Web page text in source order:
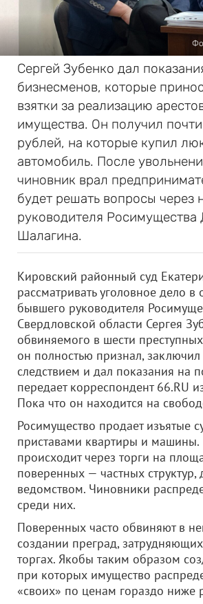
Сергей Зубенко дал
бизнесменов, которые
взятки за реализацию
имущества. Он получил
рублей, на которые купил
автомобиль. После
чиновник врал
будет решать вопросы через
руководителя Росимущества
Шалагина.
Кировский районный суд
рассматривать уголовное дело
бывшего руководителя
Свердловской области Сергея
обвиняемого в шести
он полностью признал, заключил
следствием и дал показания на
передает корреспондент 66.RU
Пока что он находится на
Росимущество продает изъятые
приставами квартиры и
происходит через торги на
поверенных — частных
ведомством. Чиновники
среди них.
Поверенных часто обвиняют в
создании преград,
торгах. Якобы таким образом
при которых имущество
«своих» по ценам гораздо ниже